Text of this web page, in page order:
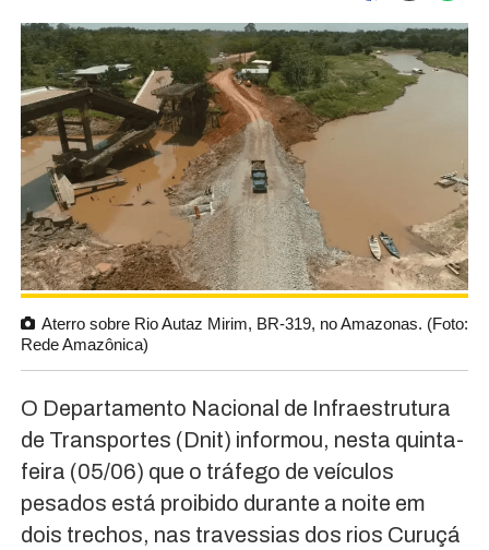
Aterro sobre Rio Autaz Mirim, BR-319, no Amazonas. (Foto:
Rede Amazônica)
O Departamento Nacional de Infraestrutura
de Transportes (Dnit) informou, nesta quinta-
feira (05/06) que o tráfego de veículos
pesados está proibido durante a noite em
dois trechos, nas travessias dos rios Curuçá